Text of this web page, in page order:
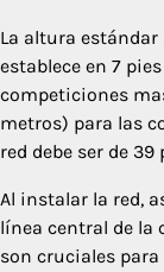
La altura estándar
establece en 7
competiciones
metros) para las
red debe ser de
Al instalar la red,
línea central de la
son cruciales